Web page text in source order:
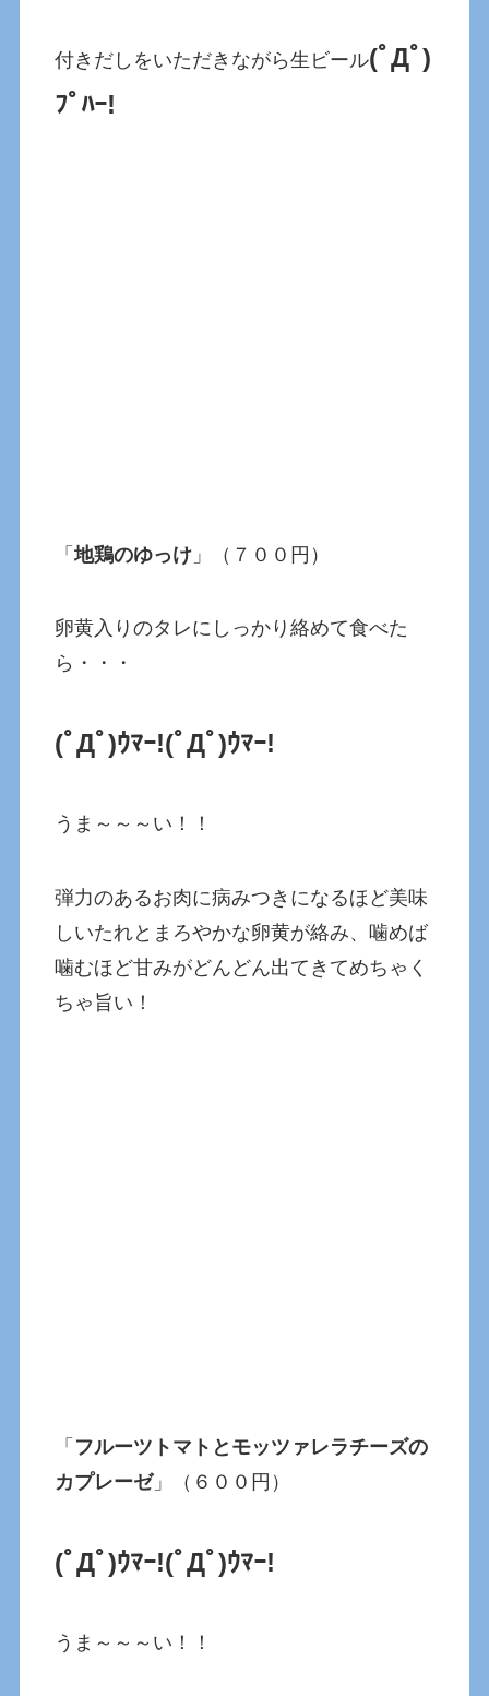
付きだしをいただきながら生ビール(ﾟДﾟ)
ﾌﾟﾊｰ!
「地鶏のゆっけ 」（７００円）
卵黄入りのタレにしっかり絡めて食べた
ら・・・
(ﾟДﾟ)ｳﾏｰ!(ﾟДﾟ)ｳﾏｰ!
うま～～～い！！
弾力のあるお肉に病みつきになるほど美味
しいたれとまろやかな卵黄が絡み、噛めば
噛むほど甘みがどんどん出てきてめちゃく
ちゃ旨い！
「 フルーツトマトとモッツァレラチーズの
カプレーゼ」（６００円）
(ﾟДﾟ)ｳﾏｰ!(ﾟДﾟ)ｳﾏｰ!
うま～～～い！！